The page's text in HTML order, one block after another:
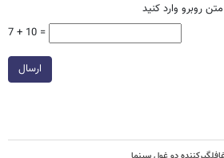
روبرو وارد کنید
7 + 10 =
ارسال